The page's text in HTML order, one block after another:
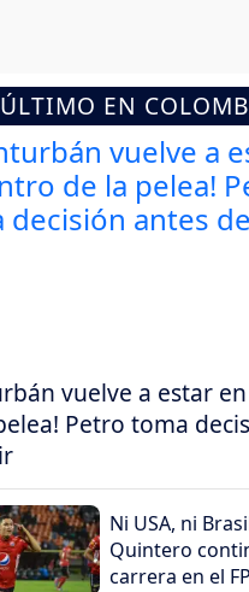
EN
vuelve a estar
Petro toma
Ni USA, ni
Quintero
carrera en el